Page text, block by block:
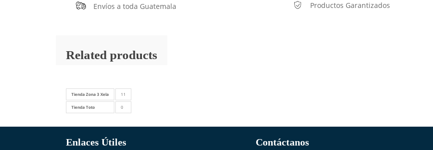
Envíos a toda Guatemala Productos Garantizados
Related products
Tienda Zona 3 Xela 11
Tienda Toto 0
Enlaces Útiles Contáctanos